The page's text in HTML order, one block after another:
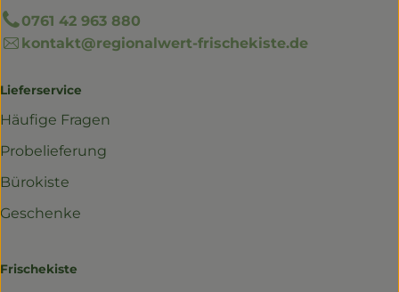
0761 42 963 880
kontakt@regionalwert-frischekiste.de
Lieferservice
Häufige Fragen
Probelieferung
Bürokiste
Geschenke
Frischekiste